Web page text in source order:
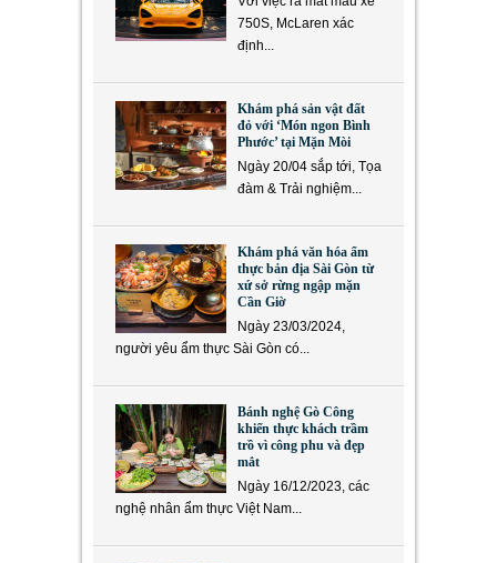
750S, McLaren xác
định...
Khám phá sản vật đất
đỏ với ‘Món ngon Bình
Phước’ tại Mặn Mòi
Ngày 20/04 sắp tới, Tọa
đàm & Trải nghiệm...
Khám phá văn hóa ẩm
thực bản địa Sài Gòn từ
xứ sở rừng ngập mặn
Cần Giờ
Ngày 23/03/2024,
người yêu ẩm thực Sài Gòn có...
Bánh nghệ Gò Công
khiến thực khách trầm
trồ vì công phu và đẹp
mắt
Ngày 16/12/2023, các
nghệ nhân ẩm thực Việt Nam...